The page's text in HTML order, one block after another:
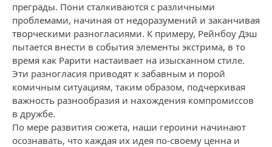
преграды. Пони сталкиваются с различными
проблемами, начиная от недоразумений и заканчивая
творческими разногласиями. К примеру, Рейнбоу Дэш
пытается внести в события элементы экстрима, в то
время как Рарити настаивает на изысканном стиле.
Эти разногласия приводят к забавным и порой
комичным ситуациям, таким образом, подчеркивая
важность разнообразия и нахождения компромиссов
в дружбе.
По мере развития сюжета, наши героини начинают
осознавать, что каждая их идея по-своему ценна и